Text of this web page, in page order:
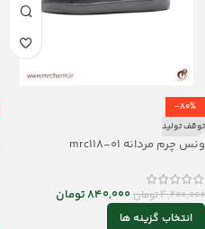
-80%
توقف تولید
ونس چرم مردانه mrc118-01
4,200,000تومان840,000تومان
انتخاب گزینه ها